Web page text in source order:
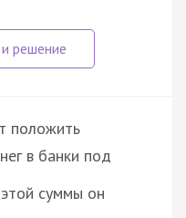
положить
в банки под
этой суммы он